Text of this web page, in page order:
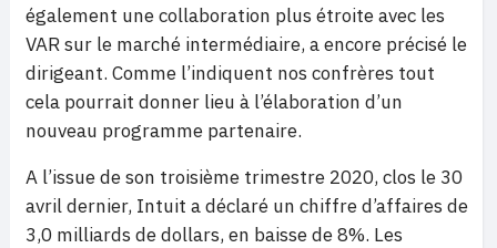
également une collaboration plus étroite avec les
VAR sur le marché intermédiaire, a encore précisé le
dirigeant. Comme l’indiquent nos confrères tout
cela pourrait donner lieu à l’élaboration d’un
nouveau programme partenaire.
A l’issue de son troisième trimestre 2020, clos le 30
avril dernier, Intuit a déclaré un chiffre d’affaires de
3,0 milliards de dollars, en baisse de 8%. Les